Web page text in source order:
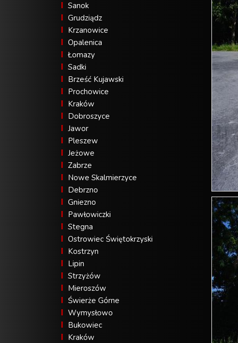
Sanok
Grudziądz
Krzanowice
Opalenica
Łomazy
Sadki
Brześć Kujawski
Prochowice
Kraków
Dobroszyce
Jawor
Pleszew
Jeżowe
Zabrze
Nowe Skalmierzyce
Debrzno
Gniezno
Pawłowiczki
Stegna
Ostrowiec Świętokrzyski
Kostrzyn
Lipin
Strzyżów
Mieroszów
Świerże Górne
Wymysłowo
Bukowiec
Kraków